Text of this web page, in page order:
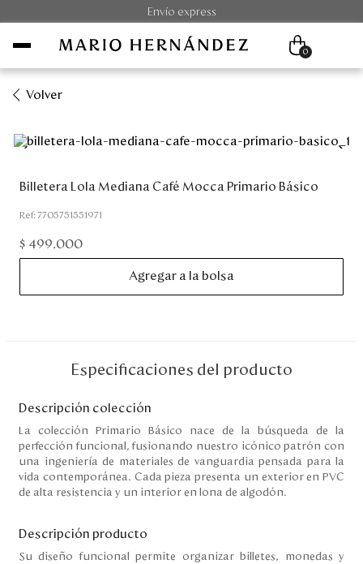
Envío express
Unisex
Viaje
Colecciones
Mi cuenta
Blog
Nuestras Tiendas
0
Volver
Billetera Lola Mediana Café Mocca Primario Básico
:7705751551971
$ 499.000
Agregar a la bolsa
Especificaciones del producto
Descripción colección
La colección Primario Básico nace de la búsqueda de la
perfección funcional, fusionando nuestro icónico patrón con
una ingeniería de materiales de vanguardia pensada para la
vida contemporánea. Cada pieza presenta un exterior en PVC
de alta resistencia y un interior en lona de algodón.
Descripción producto
Su diseño funcional permite organizar billetes, monedas y